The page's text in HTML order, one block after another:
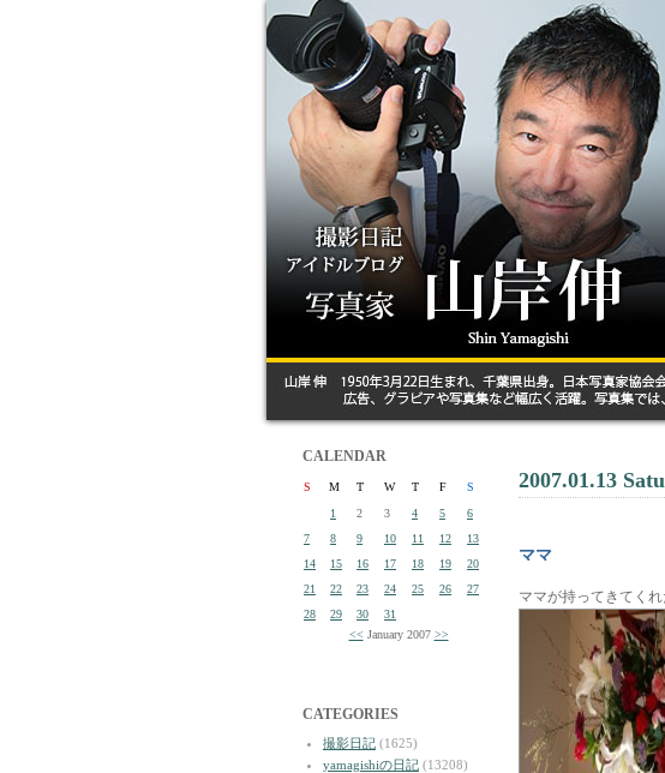
CALENDAR
S M T W T F
S
1
2 3 4 5
6
7
8 9 10 11 12
13
14
15 16 17 18 19
20
21
22 23 24 25 26
27
28
29 30
31
<< January 2007 >>
CATEGORIES
撮影日記 (1625)
yamagishiの日記 (13208)
2007.01.13
ママ
ママが持ってきてく